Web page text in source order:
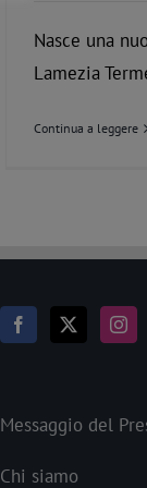
Nasce una
Lamezia
Continua a leggere
Messaggio del
Chi siamo